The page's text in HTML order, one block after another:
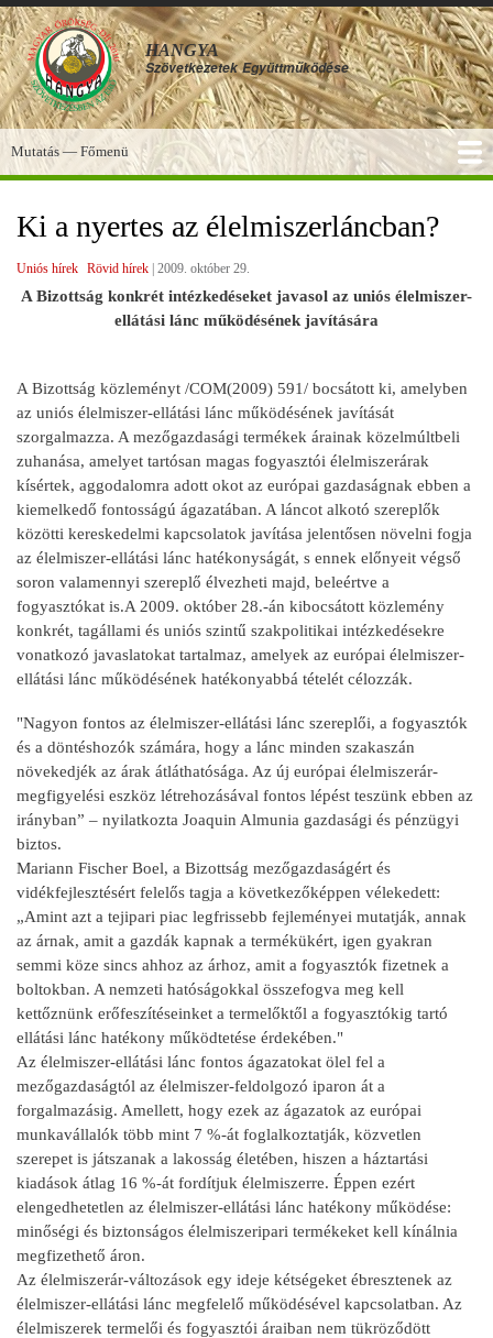
Ugrás
a
tartalomra
HANGYA
Szövetkezetek Együttműködése
Főmenü
Mutatás — Főmenü
Ki a nyertes az élelmiszerláncban?
Uniós hírek Rövid hírek 2009. október 29.
A Bizottság konkrét intézkedéseket javasol az uniós élelmiszer-
ellátási lánc működésének javítására
A Bizottság közleményt /COM(2009) 591/ bocsátott ki, amelyben
az uniós élelmiszer-ellátási lánc működésének javítását
szorgalmazza. A mezőgazdasági termékek árainak közelmúltbeli
zuhanása, amelyet tartósan magas fogyasztói élelmiszerárak
kísértek, aggodalomra adott okot az európai gazdaságnak ebben a
kiemelkedő fontosságú ágazatában. A láncot alkotó szereplők
közötti kereskedelmi kapcsolatok javítása jelentősen növelni fogja
az élelmiszer-ellátási lánc hatékonyságát, s ennek előnyeit végső
soron valamennyi szereplő élvezheti majd, beleértve a
fogyasztókat is.A 2009. október 28.-án kibocsátott közlemény
konkrét, tagállami és uniós szintű szakpolitikai intézkedésekre
vonatkozó javaslatokat tartalmaz, amelyek az európai élelmiszer-
ellátási lánc működésének hatékonyabbá tételét célozzák.
"Nagyon fontos az élelmiszer-ellátási lánc szereplői, a fogyasztók
és a döntéshozók számára, hogy a lánc minden szakaszán
növekedjék az árak átláthatósága. Az új európai élelmiszerár-
megfigyelési eszköz létrehozásával fontos lépést teszünk ebben az
irányban” – nyilatkozta Joaquin Almunia gazdasági és pénzügyi
biztos.
Mariann Fischer Boel, a Bizottság mezőgazdaságért és
vidékfejlesztésért felelős tagja a következőképpen vélekedett:
„Amint azt a tejipari piac legfrissebb fejleményei mutatják, annak
az árnak, amit a gazdák kapnak a termékükért, igen gyakran
semmi köze sincs ahhoz az árhoz, amit a fogyasztók fizetnek a
boltokban. A nemzeti hatóságokkal összefogva meg kell
kettőznünk erőfeszítéseinket a termelőktől a fogyasztókig tartó
ellátási lánc hatékony működtetése érdekében."
Az élelmiszer-ellátási lánc fontos ágazatokat ölel fel a
mezőgazdaságtól az élelmiszer-feldolgozó iparon át a
forgalmazásig. Amellett, hogy ezek az ágazatok az európai
munkavállalók több mint 7 %-át foglalkoztatják, közvetlen
szerepet is játszanak a lakosság életében, hiszen a háztartási
kiadások átlag 16 %-át fordítjuk élelmiszerre. Éppen ezért
elengedhetetlen az élelmiszer-ellátási lánc hatékony működése:
minőségi és biztonságos élelmiszeripari termékeket kell kínálnia
megfizethető áron.
Az élelmiszerár-változások egy ideje kétségeket ébresztenek az
élelmiszer-ellátási lánc megfelelő működésével kapcsolatban. Az
élelmiszerek termelői és fogyasztói áraiban nem tükröződött